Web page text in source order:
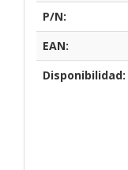
P/N:
EAN:
Disponibilidad: